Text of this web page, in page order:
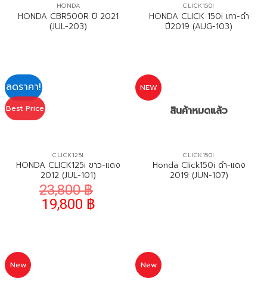
HONDA
HONDA CBR500R ปี 2021
(JUL-203)
CLICK150I
HONDA CLICK 150i เทา-ดำ
ปี2019 (AUG-103)
ลดราคา!
Best Price
CLICK125I
HONDA CLICK125i ขาว-แดง
2012 (JUL-101)
23,800฿
19,800 ฿
NEW
สินค้าหมดแล้ว
CLICK150I
Honda Click150i ดำ-แดง
2019 (JUN-107)
New New